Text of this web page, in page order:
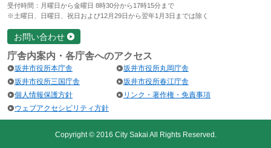
受付時間：月曜日から金曜日 8時30分から17時15分まで
※土曜日、日曜日、祝日および12月29日から翌年1月3日までは除く
お問い合わせ
庁舎内案内・各庁舎へのアクセス
坂井市役所本庁舎
坂井市役所丸岡庁舎
坂井市役所三国庁舎
坂井市役所春江庁舎
個人情報保護方針
リンク・著作権・免責事項
ウェブアクセシビリティ方針
Copyright © 2016 City Sakai All Rights Reserved.